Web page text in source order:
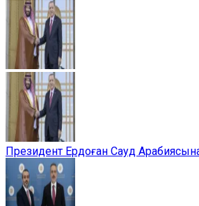
Президент Ердоған Сауд